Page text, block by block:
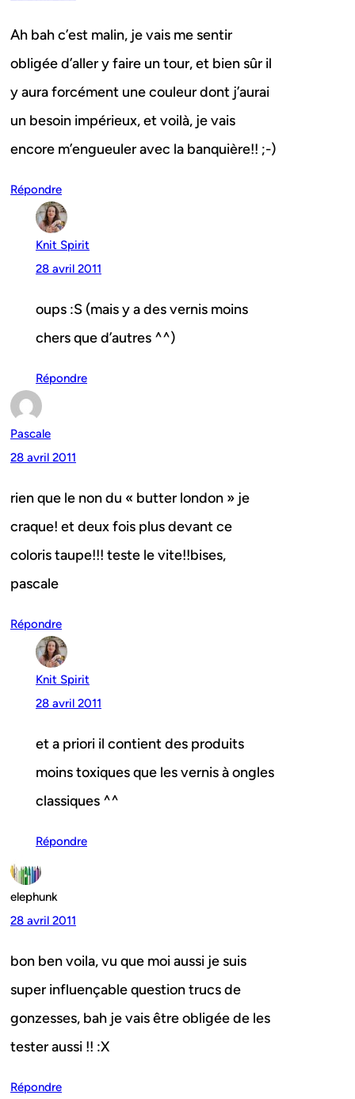
Ah bah c’est malin, je vais me sentir
obligée d’aller y faire un tour, et bien sûr il
y aura forcément une couleur dont j’aurai
un besoin impérieux, et voilà, je vais
encore m’engueuler avec la banquière!! ;-)
Répondre
Knit Spirit
28 avril 2011
oups :S (mais y a des vernis moins
chers que d’autres ^^)
Répondre
Pascale
28 avril 2011
rien que le non du « butter london » je
craque! et deux fois plus devant ce
coloris taupe!!! teste le vite!!bises,
pascale
Répondre
Knit Spirit
28 avril 2011
et a priori il contient des produits
moins toxiques que les vernis à ongles
classiques ^^
Répondre
elephunk
28 avril 2011
bon ben voila, vu que moi aussi je suis
super influençable question trucs de
gonzesses, bah je vais être obligée de les
tester aussi !! :X
Répondre